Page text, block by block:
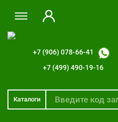
+7 (906) 078-66-41
+7 (499) 490-19-16
Каталоги